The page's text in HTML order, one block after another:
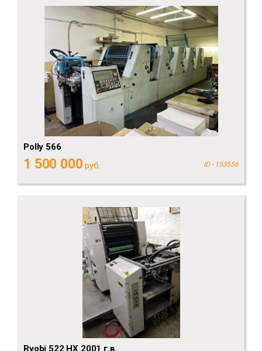
Polly 566
1 500 000 руб. ID - 153556
Ryobi 522 HX 2001 г.в.